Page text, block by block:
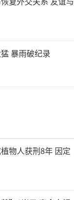
暴雨破纪录
物人获刑8年 因定